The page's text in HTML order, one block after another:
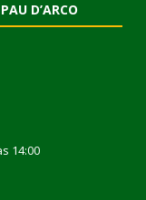
D’ARCO
14:00